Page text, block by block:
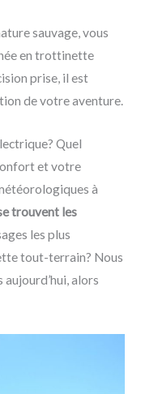
sauvage, vous
en trottinette
prise, il est
de votre aventure.
Quel
et votre
à
trouvent les
les plus
tout-terrain? Nous
alors